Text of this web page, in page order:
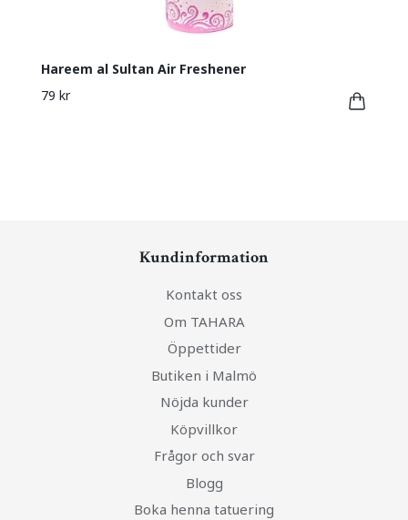
Hareem al Sultan Air Freshener
79 kr
Kundinformation
Kontakt oss
Om TAHARA
Öppettider
Butiken i Malmö
Nöjda kunder
Köpvillkor
Frågor och svar
Blogg
Boka henna tatuering